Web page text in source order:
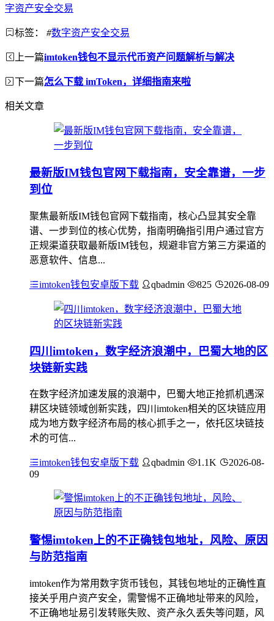
字资产安全交易
标签： #数字资产安全交易
上一篇imtoken钱包不显示代币资产问题解析与解决
下一篇怎么下载 imToken，详细指南来啦
相关文章
最新版IM钱包官网下载指南，安全靠谱，一步
到位
聚焦最新版IM钱包官网下载指南，核心凸显其安全靠
谱、一步到位的核心优势，指南明确指引用户通过官方
正规渠道获取最新版IM钱包，规避非官方第三方渠道的
恶意软件、信息...
imtoken钱包安卓版下载 qbadmin 825 2026-08-09
四川imtoken，数字经济浪潮中，巴蜀大地的区
块链新实践
在数字经济加速发展的浪潮中，巴蜀大地正抢抓机遇深
耕区块链领域创新实践，四川imtoken相关的区块链应用
成为地方数字经济布局的核心抓手之一，依托区块链技
术的可信...
imtoken钱包安卓版下载 qbadmin 1.1K
2026-08-
09
警惕imtoken上的不正确钱包地址，风险、原因
与防范指南
imtoken作为常用数字货币钱包，其钱包地址的正确性直
接关乎用户资产安全，需警惕不正确地址带来的风险，
不正确地址易引发转账失败、资产永久丢失等问题，风